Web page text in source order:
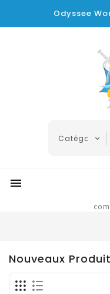
Odyssee

Nouveaux